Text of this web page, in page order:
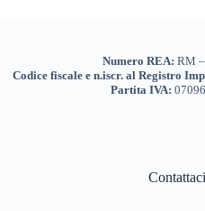
Numero REA:RM
Codice fiscale e n.iscr. al Registro
Partita IVA:
Contattaci